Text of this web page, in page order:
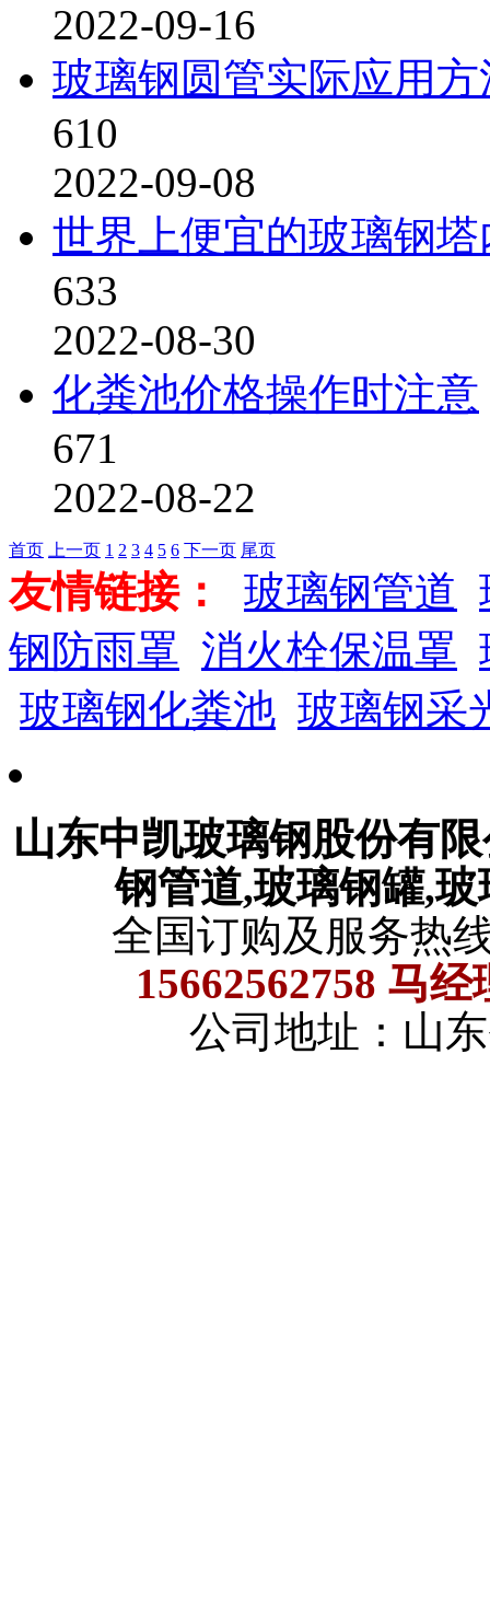
2022-09-16
玻璃钢圆管实际应用方
610
2022-09-08
世界上便宜的玻璃钢塔
633
2022-08-30
化粪池价格操作时注意
671
2022-08-22
首页 上一页 1 2 3 4 5 6 下一页 尾页
友情链接： 玻璃钢管道
钢防雨罩 消火栓保温罩
玻璃钢化粪池 玻璃钢采
山东中凯玻璃钢股份有
钢管道,玻璃钢罐,
全国订购及服务热
15662562758 马
公司地址：山